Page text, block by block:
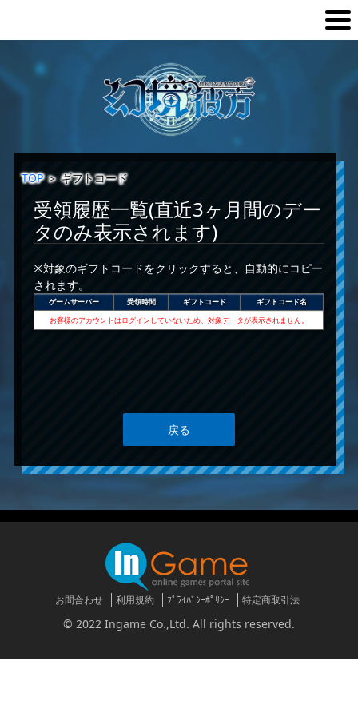
TOP＞ギフトコード
受領履歴一覧(直近3ヶ月間のデー
タのみ表示されます)
※対象のギフトコードをクリックすると、自動的にコピー
されます。
ゲームサーバー 受領時間 ギフトコード
ギフトコード名
お客様のアカウントはログインしていないため、対象データが表示されません。
戻る
お問合わせ 利用規約 ﾌﾟﾗｲﾊﾞｼｰﾎﾟﾘｼｰ 特定商取引法
© 2022 Ingame Co.,Ltd. All rights reserved.